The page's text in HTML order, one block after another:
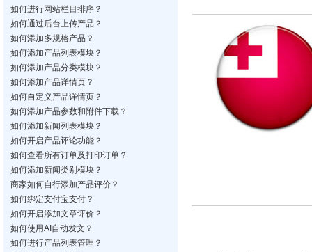
如何进行网站栏目排序？
如何通过后台上传产品？
如何添加多规格产品？
如何添加产品列表模块？
如何添加产品分类模块？
如何添加产品详情页？
如何自定义产品详情页？
如何添加产品参数和附件下载？
如何添加新闻列表模块？
如何开启产品评论功能？
如何查看所有订单及打印订单？
如何添加新闻类别模块？
商家如何自行添加产品评价？
如何绑定支付宝支付？
如何开启添加文章评价？
如何使用AI自动发文？
如何进行产品列表管理？